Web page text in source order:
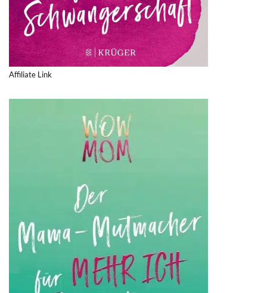
Affiliate Link